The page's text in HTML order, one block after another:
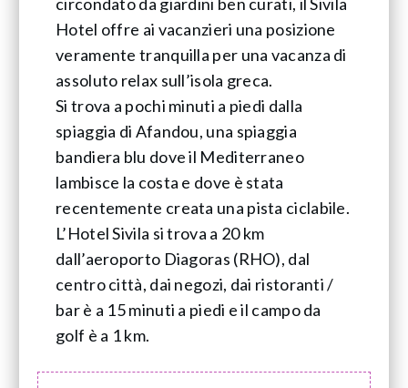
Hotel offre ai vacanzieri una posizione
veramente tranquilla per una vacanza di
assoluto relax sull’isola greca.
Si trova a pochi minuti a piedi dalla
spiaggia di Afandou, una spiaggia
bandiera blu dove il Mediterraneo
lambisce la costa e dove è stata
recentemente creata una pista ciclabile.
L’Hotel Sivila si trova a 20 km
dall’aeroporto Diagoras (RHO), dal
centro città, dai negozi, dai ristoranti /
bar è a 15 minuti a piedi e il campo da
golf è a 1 km.